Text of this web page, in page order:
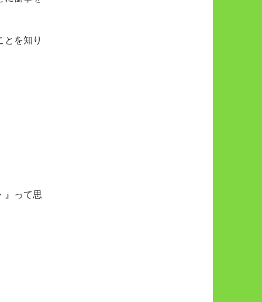
とを知り
』って思